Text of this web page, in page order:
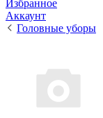
Избранное
Аккаунт
Головные уборы